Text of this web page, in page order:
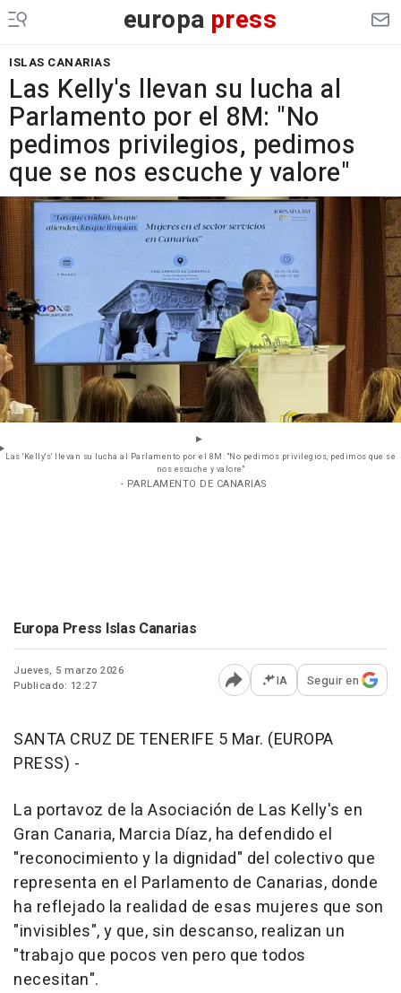
europa press
ISLAS CANARIAS
Las Kelly's llevan su lucha al
Parlamento por el 8M: "No
pedimos privilegios, pedimos
que se nos escuche y valore"
Las 'Kelly's' llevan su lucha al Parlamento por el 8M: "No pedimos privilegios, pedimos que se
nos escuche y valore"
- PARLAMENTO DE CANARIAS
Europa Press Islas Canarias
Jueves, 5 marzo 2026
Publicado: 12:27
Abrir opciones para
IA Seguir en
SANTA CRUZ DE TENERIFE 5 Mar. (EUROPA
PRESS) -
La portavoz de la Asociación de Las Kelly's en
Gran Canaria, Marcia Díaz, ha defendido el
"reconocimiento y la dignidad" del colectivo que
representa en el Parlamento de Canarias, donde
ha reflejado la realidad de esas mujeres que son
"invisibles", y que, sin descanso, realizan un
"trabajo que pocos ven pero que todos
necesitan".